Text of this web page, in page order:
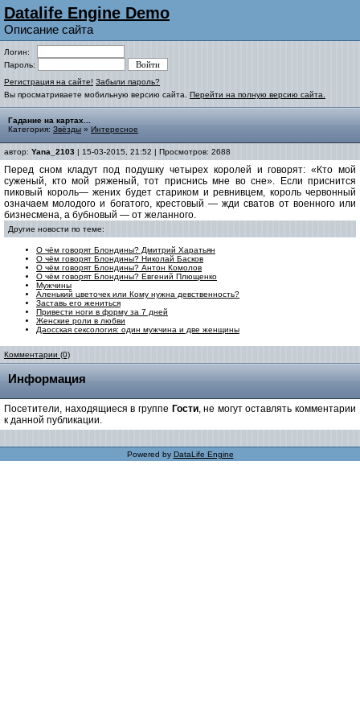
Datalife Engine Demo
Описание сайта
Логин:
Пароль:
Регистрация на сайте! Забыли пароль?
Вы просматриваете мобильную версию сайта. Перейти на полную версию сайта.
Гадание на картах...
Категория: Звёзды » Интересное
автор: Yana_2103 | 15-03-2015, 21:52 | Просмотров: 2688
Перед сном кладут под подушку четырех королей и говорят: «Кто мой
суженый, кто мой ряженый, тот приснись мне во сне». Если приснится
пиковый король— жених будет стариком и ревнивцем, король червонный
означаем молодого и богатого, крестовый — жди сватов от военного или
бизнесмена, а бубновый — от желанного.
Другие новости по теме:
О чём говорят Блондины? Дмитрий Харатьян
О чём говорят Блондины? Николай Басков
О чём говорят Блондины? Антон Комолов
О чём говорят Блондины? Евгений Плющенко
Мужчины
Аленький цветочек или Кому нужна девственность?
Заставь его жениться
Привести ноги в форму за 7 дней
Женские роли в любви
Даосская сексология: один мужчина и две женщины
Комментарии (0)
Информация
Посетители, находящиеся в группе Гости, не могут оставлять комментарии
к данной публикации.
Powered by DataLife Engine